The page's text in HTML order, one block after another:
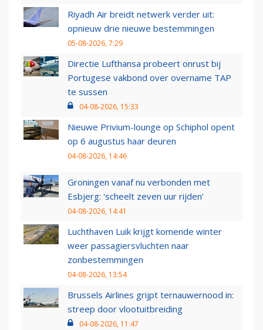
Riyadh Air breidt netwerk verder uit:
opnieuw drie nieuwe bestemmingen
05-08-2026, 7:29
Directie Lufthansa probeert onrust bij
Portugese vakbond over overname TAP
te sussen
04-08-2026, 15:33
Nieuwe Privium-lounge op Schiphol opent
op 6 augustus haar deuren
04-08-2026, 14:46
Groningen vanaf nu verbonden met
Esbjerg: 'scheelt zeven uur rijden'
04-08-2026, 14:41
Luchthaven Luik krijgt komende winter
weer passagiersvluchten naar
zonbestemmingen
04-08-2026, 13:54
Brussels Airlines grijpt ternauwernood in:
streep door vlootuitbreiding
04-08-2026, 11:47